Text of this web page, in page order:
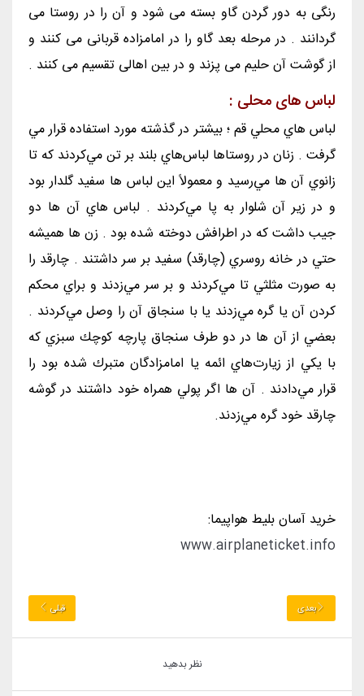
رنگی به دور گردن گاو بسته می شود و آن را در روستا می
گردانند . در مرحله بعد گاو را در امامزاده قربانی می کنند و
از گوشت آن حلیم می پزند و در بین اهالی تقسیم می کنند .
لباس های محلی :
لباس هاي محلي قم ؛ بيشتر در گذشته مورد استفاده قرار مي
گرفت . زنان در روستاها لباس‌هاي بلند بر تن مي‌كردند كه تا
زانوي آن ها مي‌رسيد و معمولاً اين لباس ها سفيد گلدار بود
و در زير آن شلوار به پا مي‌كردند . لباس هاي آن ها دو
جيب داشت كه در اطرافش دوخته شده بود . زن ها هميشه
حتي در خانه روسري (چارقد) سفيد بر سر داشتند . چارقد را
به صورت مثلثي تا مي‌كردند و بر سر مي‌زدند و براي محكم
كردن آن يا گره مي‌زدند يا با سنجاق آن را وصل مي‌كردند .
بعضي از آن ها در دو طرف سنجاق پارچه كوچك سبزي كه
با يكي از زيارت‌هاي ائمه يا امامزادگان متبرك شده بود را
قرار مي‌دادند . آن ها اگر پولي همراه خود داشتند در گوشه‌
چارقد خود گره مي‌زدند.
خرید آسان بلیط هواپیما:
www.airplaneticket.info
بعدی قبلی
نظر بدهید